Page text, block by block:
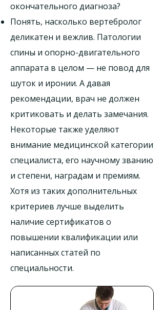
окончательного диагноза?
Понять, насколько вертебролог
деликатен и вежлив. Патологии
спины и опорно-двигательного
аппарата в целом — не повод для
шуток и иронии. А давая
рекомендации, врач не должен
критиковать и делать замечания.
Некоторые также уделяют
внимание медицинской категории
специалиста, его научному званию
и степени, наградам и премиям.
Хотя из таких дополнительных
критериев лучше выделить
наличие сертификатов о
повышении квалификации или
написанных статей по
специальности.